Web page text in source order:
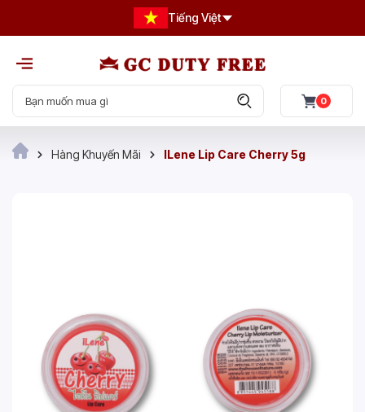
Tiếng Việt
0
Hàng Khuyến Mãi ILene Lip Care Cherry 5g